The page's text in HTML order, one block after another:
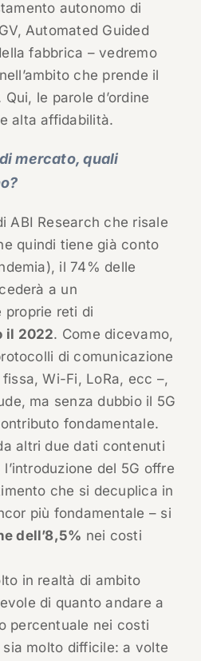
autonomo di
Automated Guided
fabbrica – vedremo
che prende il
Qui, le parole d’ordine
alta affidabilità.
mercato, quali
ABI Research che risale
quindi tiene già conto
il 74% delle
a un
proprie reti di
il 2022. Come dicevamo,
di comunicazione
Wi-Fi, LoRa, ecc –,
ma senza dubbio il 5G
fondamentale.
altri due dati contenuti
del 5G offre
che si decuplica in
più fondamentale – si
dell’8,5% nei costi
in realtà di ambito
di quanto andare a
percentuale nei costi
molto difficile: a volte